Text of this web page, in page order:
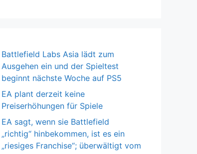
Battlefield Labs Asia lädt zum
Ausgehen ein und der Spieltest
beginnt nächste Woche auf PS5
EA plant derzeit keine
Preiserhöhungen für Spiele
EA sagt, wenn sie Battlefield
„richtig“ hinbekommen, ist es ein
„riesiges Franchise“; überwältigt vom